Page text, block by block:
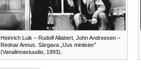
Heinrich Luik – Rudolf Allabert, John Andreesen –
Rednar Annus. Särgava „Uus miniister”
(Vanalinnastuudio, 1993).